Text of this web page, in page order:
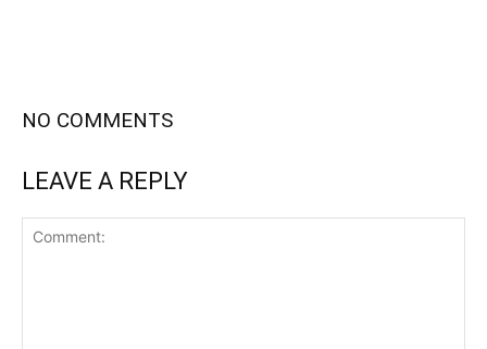
NO COMMENTS
LEAVE A REPLY